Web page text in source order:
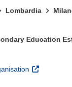
Lombardia
Education
(s’ouvre
dans une nouvelle